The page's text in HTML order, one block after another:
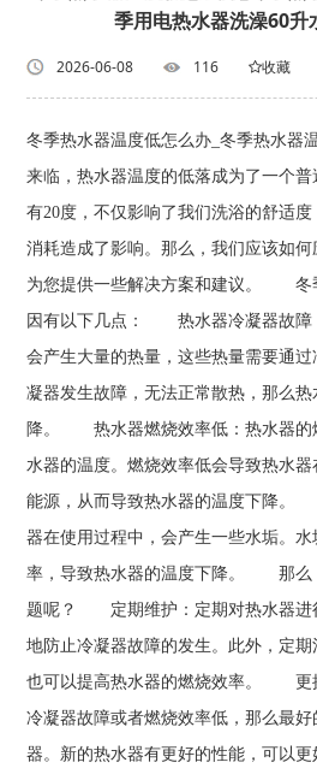
季用电热水器洗澡60升
2026-06-08 116 收藏
冬季热水器温度低怎么办_冬季热水器
来临，热水器温度的低落成为了一个
有20度，不仅影响了我们洗浴的舒适
消耗造成了影响。那么，我们应该如
为您提供一些解决方案和建议。 冬
因有以下几点： 热水器冷凝器故障
会产生大量的热量，这些热量需要通
凝器发生故障，无法正常散热，那么
降。 热水器燃烧效率低：热水器的
水器的温度。燃烧效率低会导致热水
能源，从而导致热水器的温度下降
器在使用过程中，会产生一些水垢。
率，导致热水器的温度下降。 那么
题呢？ 定期维护：定期对热水器进
地防止冷凝器故障的发生。此外，定期
也可以提高热水器的燃烧效率。 更
冷凝器故障或者燃烧效率低，那么最
器。新的热水器有更好的性能，可以